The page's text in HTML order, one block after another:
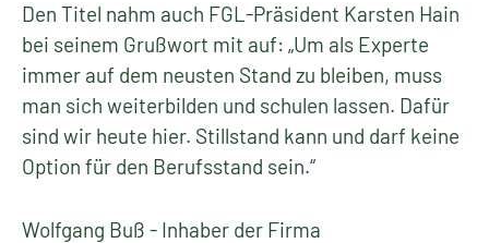
Den Titel nahm auch FGL-Präsident Karsten Hain
bei seinem Grußwort mit auf: „Um als Experte
immer auf dem neusten Stand zu bleiben, muss
man sich weiterbilden und schulen lassen. Dafür
sind wir heute hier. Stillstand kann und darf keine
Option für den Berufsstand sein.“
Wolfgang Buß - Inhaber der Firma